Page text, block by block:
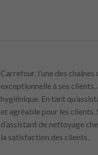
Carrefour, l’une des chaînes
exceptionnelle à ses
hygiénique. En tant
et agréable pour les clients.
d’assistant de nettoyage
la satisfaction des clients.